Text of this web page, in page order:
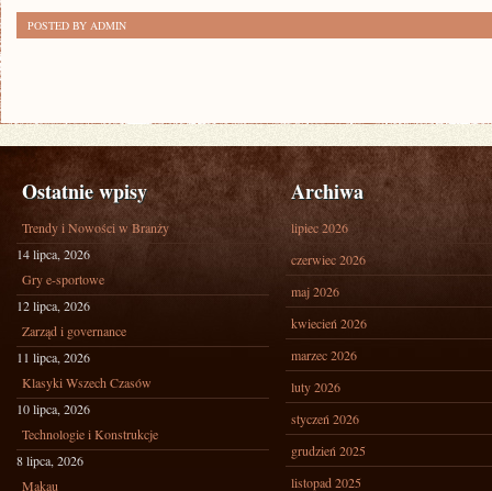
POSTED BY ADMIN
Ostatnie wpisy
Trendy i Nowości w Branży
14 lipca, 2026
Gry e-sportowe
12 lipca, 2026
Zarząd i governance
11 lipca, 2026
Klasyki Wszech Czasów
10 lipca, 2026
Technologie i Konstrukcje
8 lipca, 2026
Makau
Archiwa
lipiec 2026
czerwiec 2026
maj 2026
kwiecień 2026
marzec 2026
luty 2026
styczeń 2026
grudzień 2025
listopad 2025